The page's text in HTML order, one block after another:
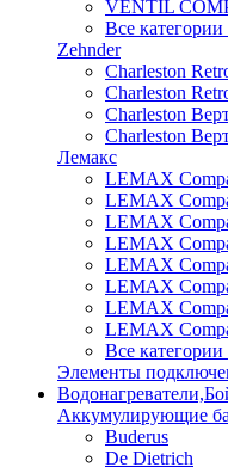
VENTIL
Все категории
Zehnder
Charleston
Charleston
Charleston
Charleston
Лемакс
LEMAX
LEMAX
LEMAX
LEMAX
LEMAX
LEMAX
LEMAX
LEMAX
Все категории
Элементы
Аккумулирующие
Buderus
De Dietrich